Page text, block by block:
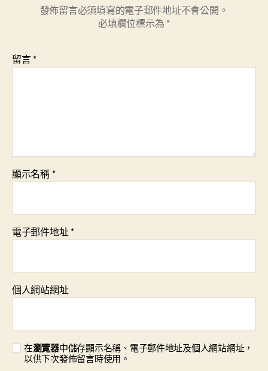
發佈留言必須填寫的電子郵件地址不會公開。
必填欄位標示為 *
留言*
顯示名稱*
電子郵件地址*
個人網站網址
在瀏覽器中儲存顯示名稱、電子郵件地址及個人網站網址，
以供下次發佈留言時使用。